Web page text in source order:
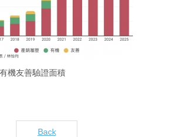
機友善驗證面積
Back